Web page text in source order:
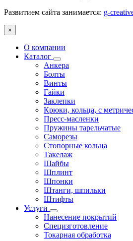
Развитием сайта занимается: g-
×
О компании
Каталог
Анкера
Болты
Винты
Гайки
Заклепки
Крюки, кольца, с
Пресс-масленки
Пружины тарельчатые
Саморезы
Стопорные кольца
Такелаж
Шайбы
Шплинт
Шпонки
Штанги, шпильки
Штифты
Услуги
Нанесение покрытий
Специзготовление
Токарная обработка